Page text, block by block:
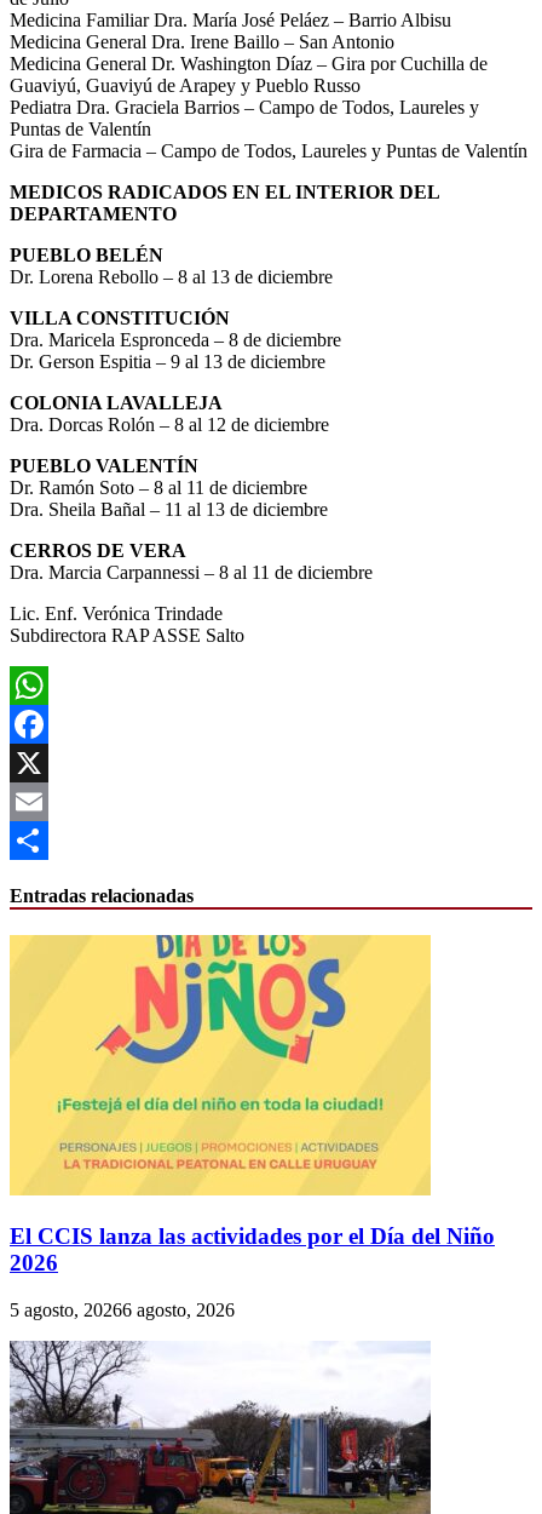
Medicina Familiar Dra. María José Peláez – Barrio Albisu
Medicina General Dra. Irene Baillo – San Antonio
Medicina General Dr. Washington Díaz – Gira por Cuchilla de
Guaviyú, Guaviyú de Arapey y Pueblo Russo
Pediatra Dra. Graciela Barrios – Campo de Todos, Laureles y
Puntas de Valentín
Gira de Farmacia – Campo de Todos, Laureles y Puntas de Valentín
MEDICOS RADICADOS EN EL INTERIOR DEL
DEPARTAMENTO
PUEBLO BELÉN
Dr. Lorena Rebollo – 8 al 13 de diciembre
VILLA CONSTITUCIÓN
Dra. Maricela Espronceda – 8 de diciembre
Dr. Gerson Espitia – 9 al 13 de diciembre
COLONIA LAVALLEJA
Dra. Dorcas Rolón – 8 al 12 de diciembre
PUEBLO VALENTÍN
Dr. Ramón Soto – 8 al 11 de diciembre
Dra. Sheila Bañal – 11 al 13 de diciembre
CERROS DE VERA
Dra. Marcia Carpannessi – 8 al 11 de diciembre
Lic. Enf. Verónica Trindade
Subdirectora RAP ASSE Salto
WhatsApp
Facebook
X
Email
Entradas relacionadas
El CCIS lanza las actividades por el Día del Niño
2026
5 agosto, 20266 agosto, 2026